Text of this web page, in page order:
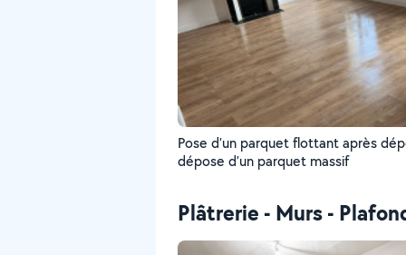
Pose d’un parquet flottant après
dépose d’un parquet massif
Plâtrerie - Murs -